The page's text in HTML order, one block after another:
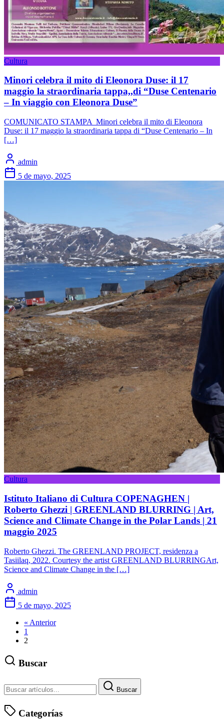
Cultura
Minori celebra il mito di Eleonora Duse: il 17
maggio la straordinaria tappa,,di “Duse Centenario
– In viaggio con Eleonora Duse”
COMUNICATO STAMPA Minori celebra il mito di Eleonora
Duse: il 17 maggio la straordinaria tappa di “Duse Centenario – In
[…]
admin
5 de mayo, 2025
Cultura
Istituto Italiano di Cultura COPENAGHEN |
Roberto Ghezzi | GREENLAND BLURRING | Art,
Science and Climate Change in the Polar Lands | 21
maggio 2025
Roberto Ghezzi. The GREENLAND PROJECT, residenza a
Tasiilaq, 2022. Courtesy the artist GREENLAND BLURRINGArt,
Science and Climate Change in the […]
admin
5 de mayo, 2025
« Anterior
1
2
Buscar
Buscar
Categorías